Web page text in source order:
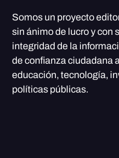
Somos un proyecto
sin ánimo de lucro y con
integridad de la
de confianza ciudadana
educación, tecnología,
políticas públicas.